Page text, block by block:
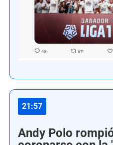
21:57
Andy Polo